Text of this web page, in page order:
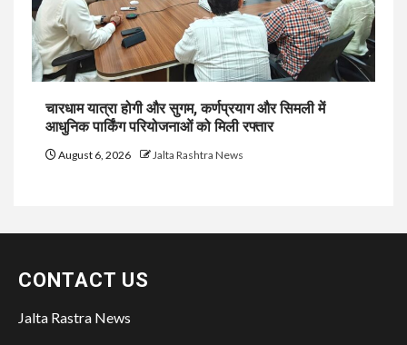
चारधाम यात्रा होगी और सुगम, कर्णप्रयाग और सिमली में
आधुनिक पार्किंग परियोजनाओं को मिली रफ्तार
August 6, 2026 Jalta Rashtra News
CONTACT US
Jalta Rastra News